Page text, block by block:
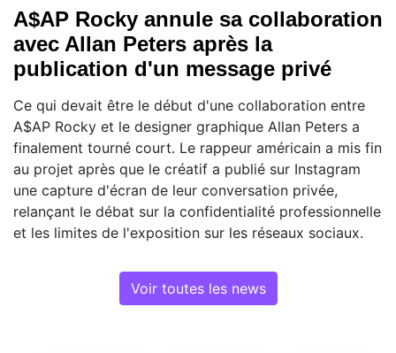
A$AP Rocky annule sa collaboration
avec Allan Peters après la
publication d'un message privé
Ce qui devait être le début d'une collaboration entre
A$AP Rocky et le designer graphique Allan Peters a
finalement tourné court. Le rappeur américain a mis fin
au projet après que le créatif a publié sur Instagram
une capture d'écran de leur conversation privée,
relançant le débat sur la confidentialité professionnelle
et les limites de l'exposition sur les réseaux sociaux.
Voir toutes les news